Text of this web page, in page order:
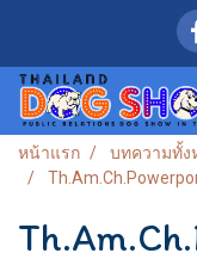
หน้าแรก บทความทั้ง